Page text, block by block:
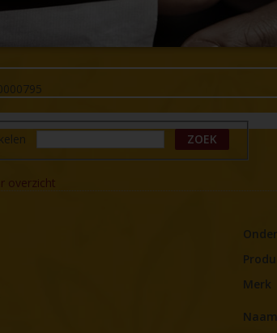
ZOEK
overzicht
Merk
Naam